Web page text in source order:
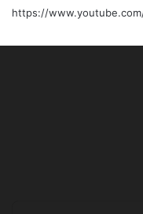
https://